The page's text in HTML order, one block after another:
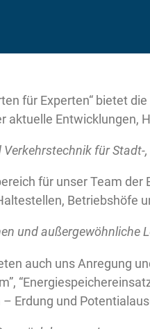
für Experten“ bietet die
aktuelle Entwicklungen,
für Stadt-
für unser Team
Betriebshöfe
und außergewöhnliche
auch uns Anregung
Erdung und